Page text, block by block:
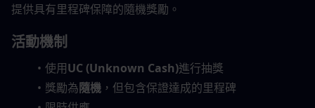
提供具有里程碑保障的隨機獎勵。
活動機制
使用UC (Unknown Cash)進行抽獎
獎勵為隨機，但包含保證達成的里程碑